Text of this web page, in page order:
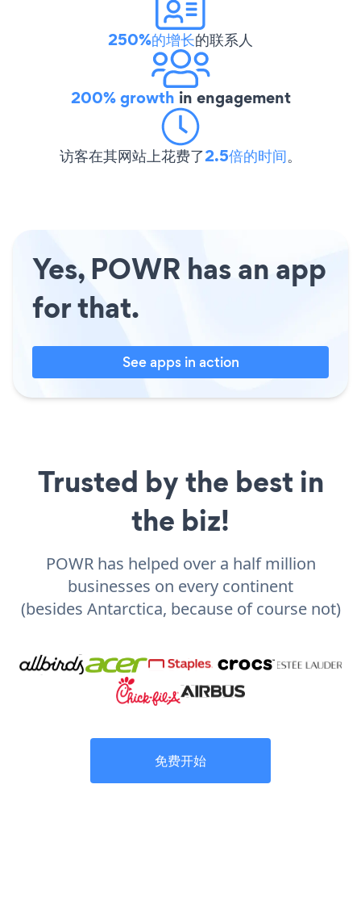
250%的增长的联系人
200% growth in engagement
访客在其网站上花费了2.5倍的时间。
Yes, POWR has an app
for that.
See apps in action
Trusted by the best in
the biz!
POWR has helped over a half million
businesses on every continent
(besides Antarctica, because of course not)
免费开始